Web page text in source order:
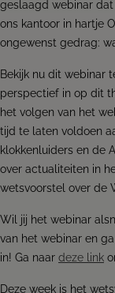
geslaagd webinar dat
ons kantoor in hartje
ongewenst gedrag:
Bekijk nu dit webinar
perspectief in op dit
het volgen van het
tijd te laten voldoen
klokkenluiders en de
over actualiteiten in
wetsvoorstel over de
Wil jij het webinar
van het webinar en
in! Ga naar deze link
Deze week is het